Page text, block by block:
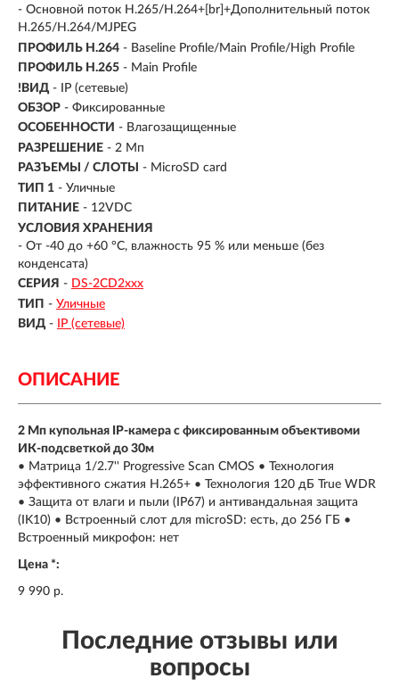
- Основной поток H.265/H.264+[br]+Дополнительный поток
H.265/H.264/MJPEG
ПРОФИЛЬ H.264 - Baseline Profile/Main Profile/High Profile
ПРОФИЛЬ H.265 - Main Profile
!ВИД - IP (сетевые)
ОБЗОР - Фиксированные
ОСОБЕННОСТИ - Влагозащищенные
РАЗРЕШЕНИЕ - 2 Мп
РАЗЪЕМЫ / СЛОТЫ
- MicroSD card
ТИП 1 - Уличные
ПИТАНИЕ - 12VDC
УСЛОВИЯ ХРАНЕНИЯ
- От -40 до +60 °C, влажность 95 % или меньше (без
конденсата)
СЕРИЯ - DS-2CD2xxx
ТИП - Уличные
ВИД - IP (сетевые)
ОПИСАНИЕ
2 Мп купольная IP-камера с фиксированным объективоми
ИК-подсветкой до 30м
• Матрица 1/2.7'' Progressive Scan CMOS • Технология
эффективного сжатия H.265+ • Технология 120 дБ True WDR
• Защита от влаги и пыли (IP67) и антивандальная защита
(IK10) • Встроенный слот для microSD: есть, до 256 ГБ •
Встроенный микрофон: нет
Цена *:
9 990 р.
Последние отзывы или
вопросы